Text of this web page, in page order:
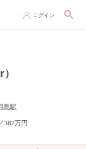
ログイン
島駅
382万円